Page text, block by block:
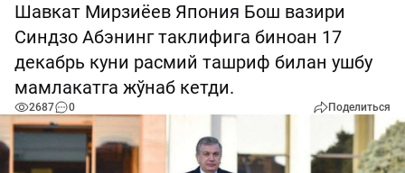
Шавкат Мирзиёев Япония Бош вазири
Синдзо Абэнинг таклифига биноан 17
декабрь куни расмий ташриф билан ушбу
мамлакатга жўнаб кетди.
2687 0 Поделиться